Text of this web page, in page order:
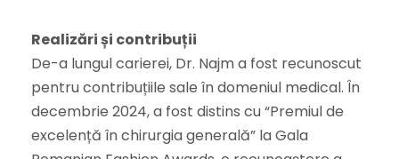
Realizări și contribuții
De-a lungul carierei, Dr. Najm a fost recunoscut
pentru contribuțiile sale în domeniul medical. În
decembrie 2024, a fost distins cu “Premiul de
excelență în chirurgia generală” la Gala